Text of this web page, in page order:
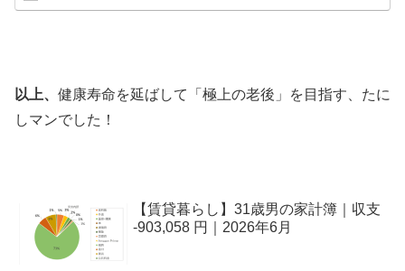
以上、 健康寿命を延ばして「極上の老後」を目指す、たに
しマンでした！
【賃貸暮らし】31歳男の家計簿｜収支
-903,058 円｜2026年6月